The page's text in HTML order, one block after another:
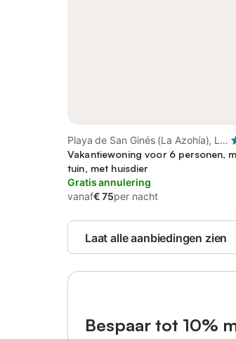
Playa de San Ginés (La Azohía), La
Azohía
Vakantiewoning voor 6 personen,
tuin, met huisdier
Gratis annulering
vanaf€ 75per nacht
Laat alle aanbiedingen zien
Bespaar tot 10%